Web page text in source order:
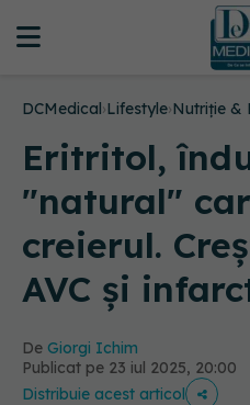
DCMedical›Lifestyle›Nutriție &
Eritritol,
"natural"
creierul.
AVC și
De Giorgi Ichim
Publicat pe 23 iul 2025, 20:00
Distribuie acest articol